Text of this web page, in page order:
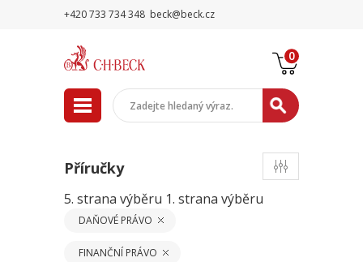
+420 733 734 348 beck@beck.cz
0
Příručky
5. strana výběru 1. strana výběru
DAŇOVÉ PRÁVO
FINANČNÍ PRÁVO